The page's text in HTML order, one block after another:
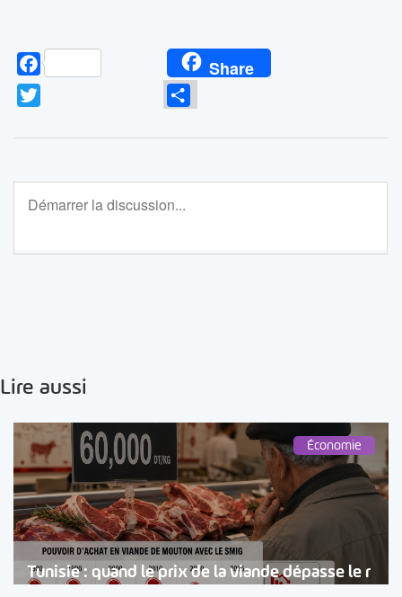
Facebook Share
Partager
Lire aussi
Économie
Tunisie : quand le prix de la viande dépasse le r